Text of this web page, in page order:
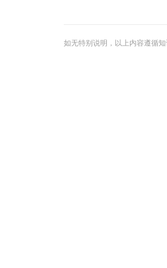
如无特别说明，以上内容遵循